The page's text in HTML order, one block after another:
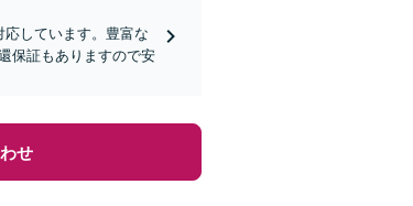
応しています。豊富な
保証もありますので安
せ